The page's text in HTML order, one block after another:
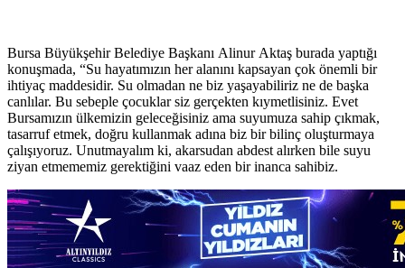
Bursa Büyükşehir Belediye Başkanı Alinur Aktaş burada yaptığı
konuşmada, “Su hayatımızın her alanını kapsayan çok önemli bir
ihtiyaç maddesidir. Su olmadan ne biz yaşayabiliriz ne de başka
canlılar. Bu sebeple çocuklar siz gerçekten kıymetlisiniz. Evet
Bursamızın ülkemizin geleceğisiniz ama suyumuza sahip çıkmak,
tasarruf etmek, doğru kullanmak adına biz bir bilinç oluşturmaya
çalışıyoruz. Unutmayalım ki, akarsudan abdest alırken bile suyu
ziyan etmememiz gerektiğini vaaz eden bir inanca sahibiz.